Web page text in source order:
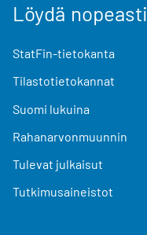
Löydä nopeasti
StatFin-tietokanta
Tilastotietokannat
Suomi lukuina
Rahanarvonmuunnin
Tulevat julkaisut
Tutkimusaineistot